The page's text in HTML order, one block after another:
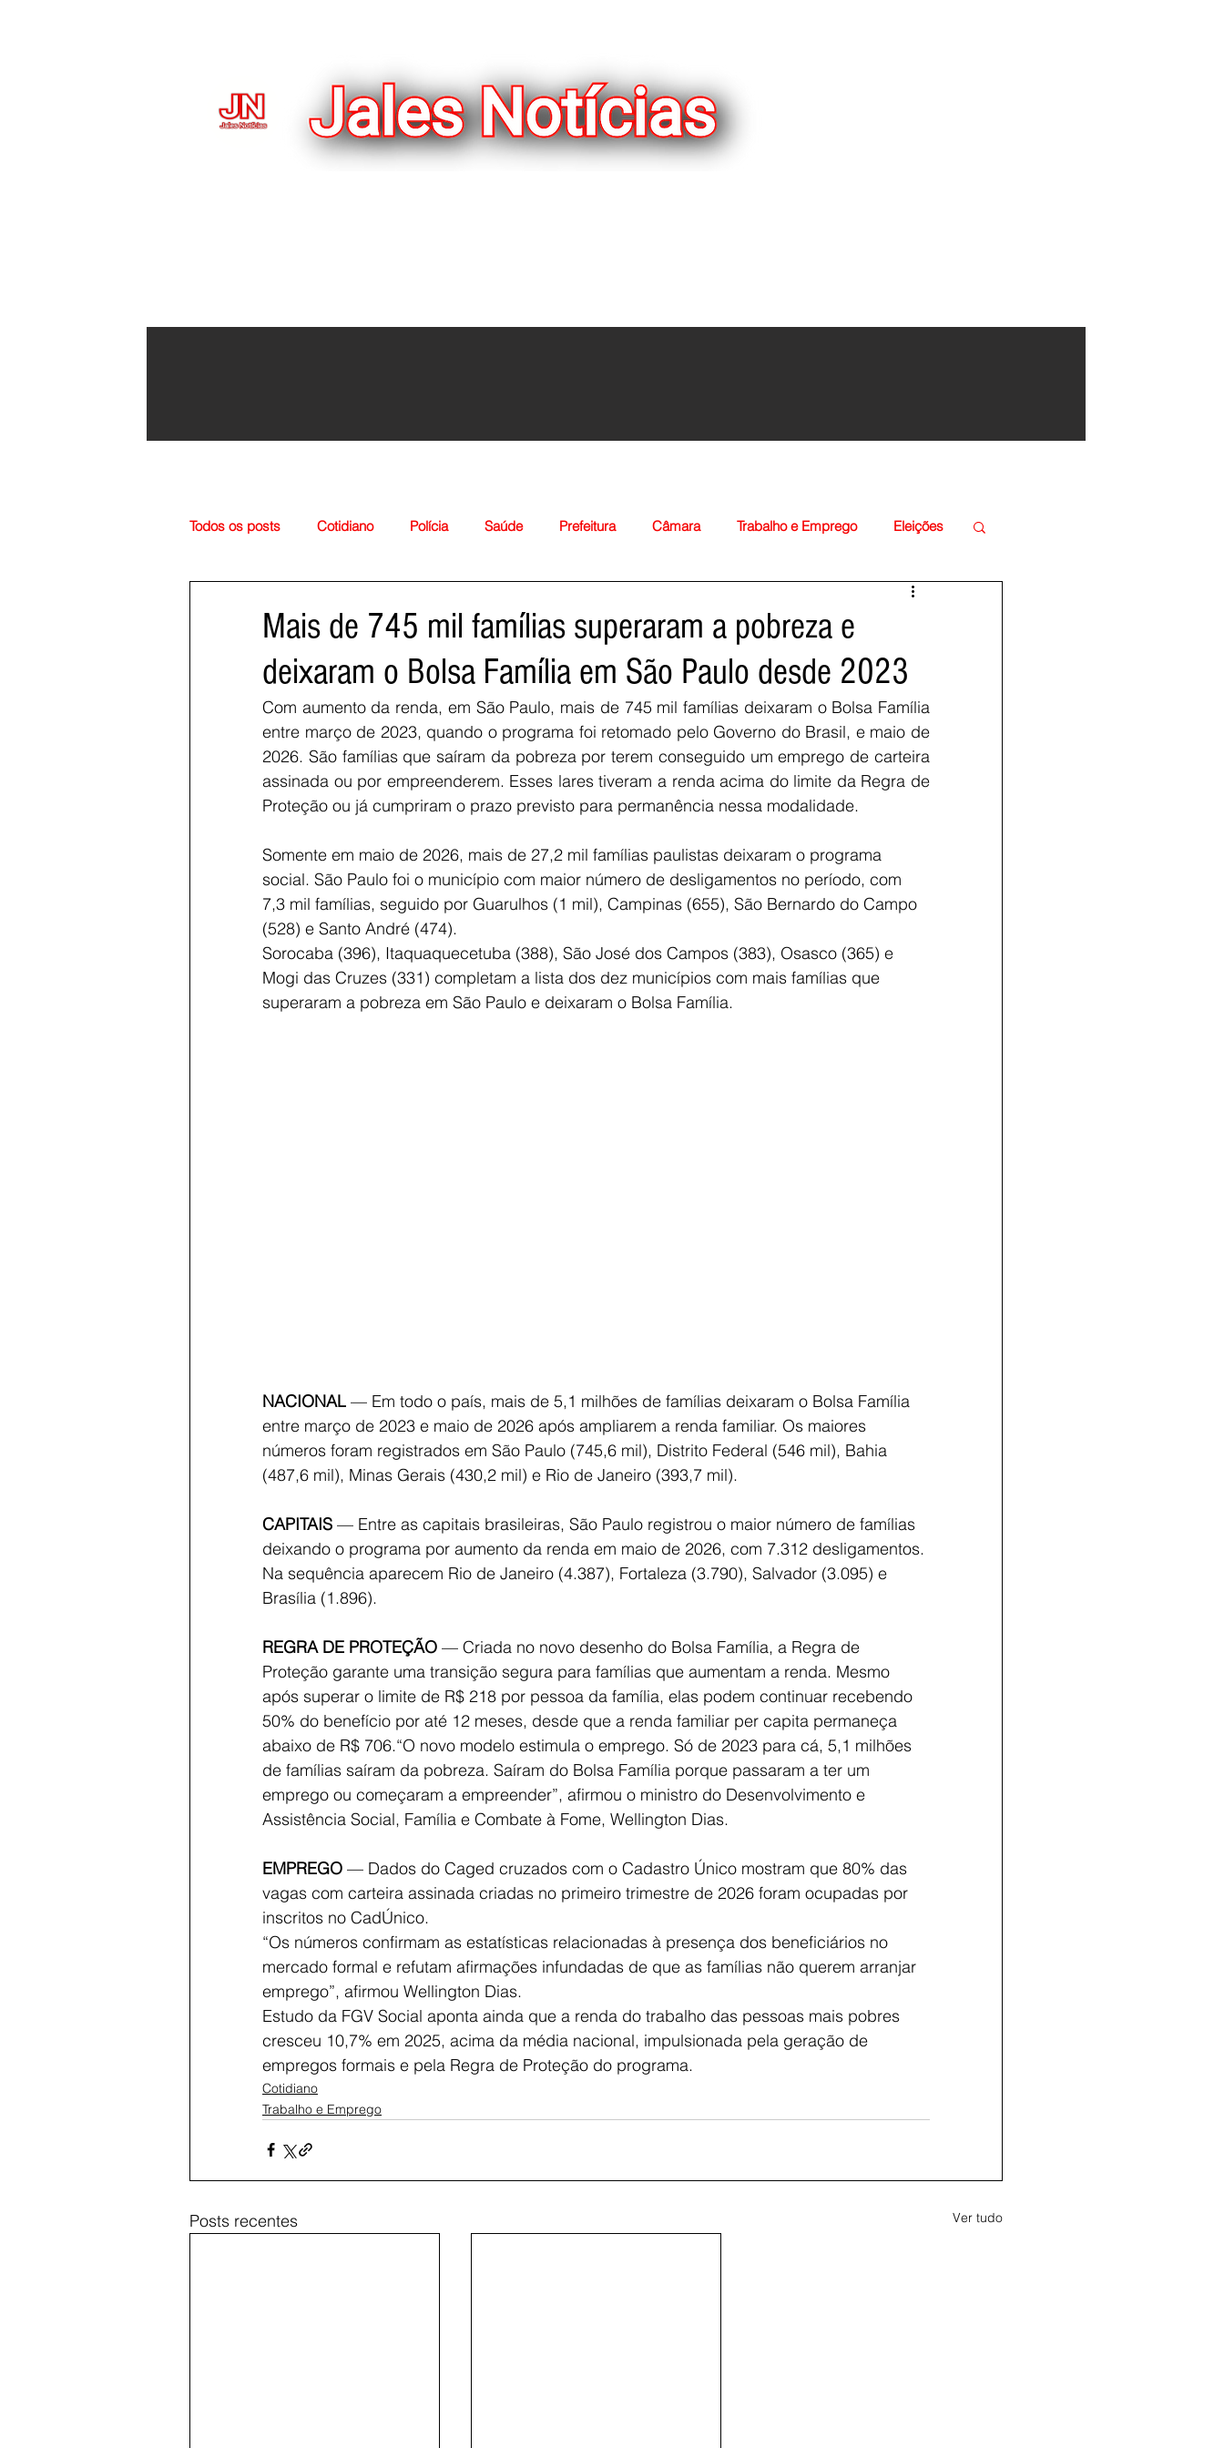
Voltar
Todos os posts Cotidiano Polícia Saúde Prefeitura Câmara Trabalho e Emprego Eleições
Mais de 745 mil famílias superaram a pobreza e
deixaram o Bolsa Família em São Paulo desde 2023
Com aumento da renda, em São Paulo, mais de 745 mil famílias deixaram o Bolsa Família
entre março de 2023, quando o programa foi retomado pelo Governo do Brasil, e maio de
2026. São famílias que saíram da pobreza por terem conseguido um emprego de carteira
assinada ou por empreenderem. Esses lares tiveram a renda acima do limite da Regra de
Proteção ou já cumpriram o prazo previsto para permanência nessa modalidade.
Somente em maio de 2026, mais de 27,2 mil famílias paulistas deixaram o programa
social. São Paulo foi o município com maior número de desligamentos no período, com
7,3 mil famílias, seguido por Guarulhos (1 mil), Campinas (655), São Bernardo do Campo
(528) e Santo André (474).
Sorocaba (396), Itaquaquecetuba (388), São José dos Campos (383), Osasco (365) e
Mogi das Cruzes (331) completam a lista dos dez municípios com mais famílias que
superaram a pobreza em São Paulo e deixaram o Bolsa Família.
NACIONAL — Em todo o país, mais de 5,1 milhões de famílias deixaram o Bolsa Família
entre março de 2023 e maio de 2026 após ampliarem a renda familiar. Os maiores
números foram registrados em São Paulo (745,6 mil), Distrito Federal (546 mil), Bahia
(487,6 mil), Minas Gerais (430,2 mil) e Rio de Janeiro (393,7 mil).
CAPITAIS — Entre as capitais brasileiras, São Paulo registrou o maior número de famílias
deixando o programa por aumento da renda em maio de 2026, com 7.312 desligamentos.
Na sequência aparecem Rio de Janeiro (4.387), Fortaleza (3.790), Salvador (3.095) e
Brasília (1.896).
REGRA DE PROTEÇÃO — Criada no novo desenho do Bolsa Família, a Regra de
Proteção garante uma transição segura para famílias que aumentam a renda. Mesmo
após superar o limite de R$ 218 por pessoa da família, elas podem continuar recebendo
50% do benefício por até 12 meses, desde que a renda familiar per capita permaneça
abaixo de R$ 706.“O novo modelo estimula o emprego. Só de 2023 para cá, 5,1 milhões
de famílias saíram da pobreza. Saíram do Bolsa Família porque passaram a ter um
emprego ou começaram a empreender”, afirmou o ministro do Desenvolvimento e
Assistência Social, Família e Combate à Fome, Wellington Dias.
EMPREGO — Dados do Caged cruzados com o Cadastro Único mostram que 80% das
vagas com carteira assinada criadas no primeiro trimestre de 2026 foram ocupadas por
inscritos no CadÚnico.
“Os números confirmam as estatísticas relacionadas à presença dos beneficiários no
mercado formal e refutam afirmações infundadas de que as famílias não querem arranjar
emprego”, afirmou Wellington Dias.
Estudo da FGV Social aponta ainda que a renda do trabalho das pessoas mais pobres
cresceu 10,7% em 2025, acima da média nacional, impulsionada pela geração de
empregos formais e pela Regra de Proteção do programa.
Cotidiano
Trabalho e Emprego
Posts recentes Ver tudo